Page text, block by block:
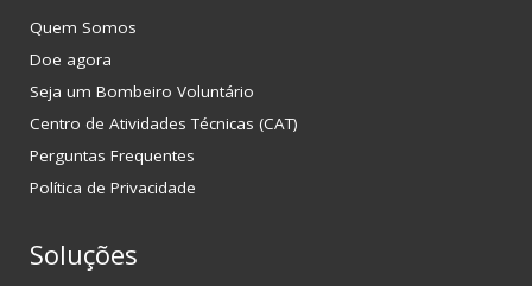
Quem Somos
Doe agora
Seja um Bombeiro Voluntário
Centro de Atividades Técnicas (CAT)
Perguntas Frequentes
Política de Privacidade
Soluções